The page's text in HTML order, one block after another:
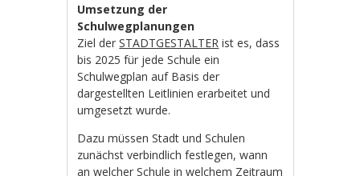
Umsetzung der
Schulwegplanungen
Ziel derSTADTGESTALTER ist es, dass
bis 2025 für jede Schule ein
Schulwegplan auf Basis der
dargestellten Leitlinien erarbeitet und
umgesetzt wurde.
Dazu müssen Stadt und Schulen
zunächst verbindlich festlegen, wann
an welcher Schule in welchem Zeitraum